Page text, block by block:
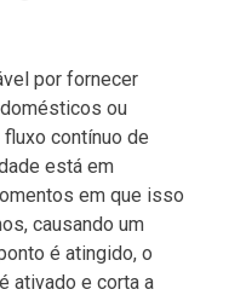
por fornecer
ou
contínuo de
está em
em que isso
causando um
é atingido, o
ativado e corta a